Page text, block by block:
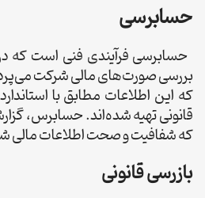
حسابرسی
حسابرسی فرآیندی فنی است که
بررسی صورت‌های مالی شرکت
که این اطلاعات مطابق با
قانونی تهیه شده‌اند. حسابرس،
که شفافیت و صحت اطلاعات مالی
بازرسی قانونی